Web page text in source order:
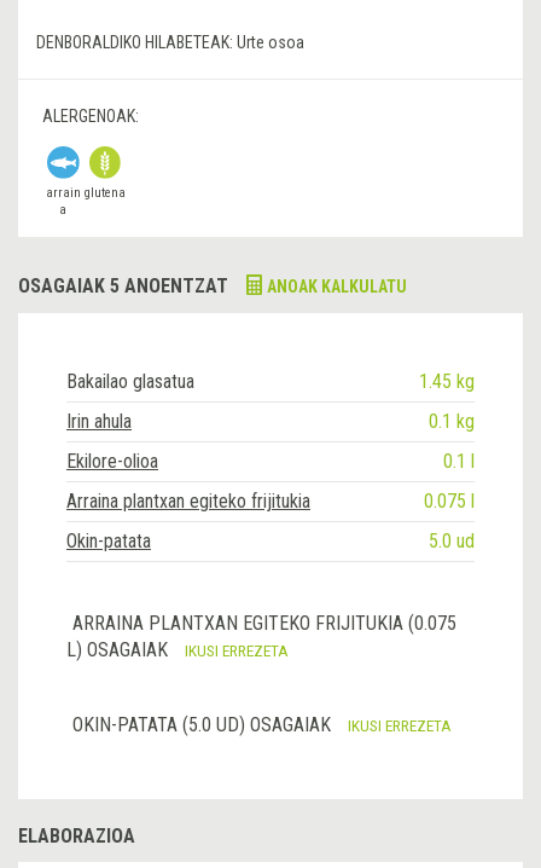
DENBORALDIKO HILABETEAK: Urte osoa
ALERGENOAK:
arrain
a
glutena
OSAGAIAK 5 ANOENTZAT ANOAK KALKULATU
Bakailao glasatua
1.45 kg
Irin ahula
0.1 kg
Ekilore-olioa
0.1 l
Arraina plantxan egiteko frijitukia
0.075 l
Okin-patata
5.0 ud
ARRAINA PLANTXAN EGITEKO FRIJITUKIA (0.075
L) OSAGAIAK
IKUSI ERREZETA
OKIN-PATATA (5.0 UD) OSAGAIAK IKUSI ERREZETA
ELABORAZIOA